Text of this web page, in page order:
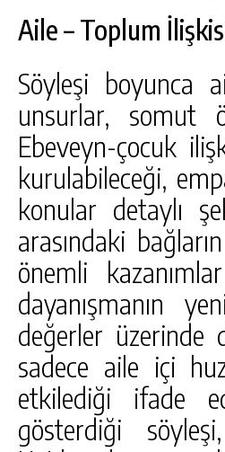
Aile – Toplum
Söyleşi boyunca
unsurlar, somut
Ebeveyn-çocuk
kurulabileceği,
konular detaylı
arasındaki
önemli
dayanışmanın
değerler üzerinde
sadece aile içi
etkilediği ifade
gösterdiği